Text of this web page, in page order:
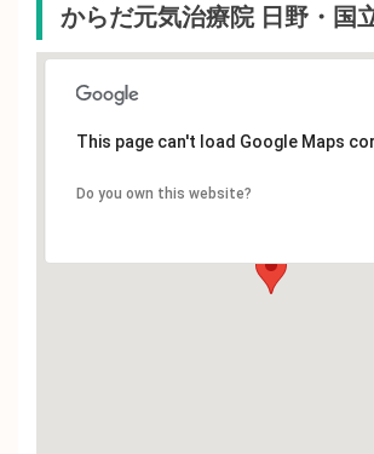
からだ元気治療院 日野・国
This page can't load Google Maps
Do you own this website?